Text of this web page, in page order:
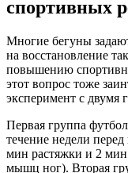
спортивных
Многие бегуны
на восстановление
повышению
этот вопрос тоже
эксперимент с двумя
Первая группа
течение недели
мин растяжки и 2 мин
мышц ног). Вторая